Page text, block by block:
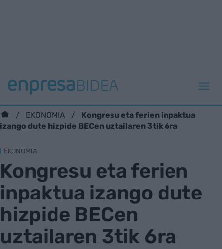
EKONOMIA
Kongresu eta ferien inpaktua
izango dute hizpide BECen uztailaren 3tik 6ra
EKONOMIA
Kongresu eta ferien
inpaktua izango dute
hizpide BECen
uztailaren 3tik 6ra